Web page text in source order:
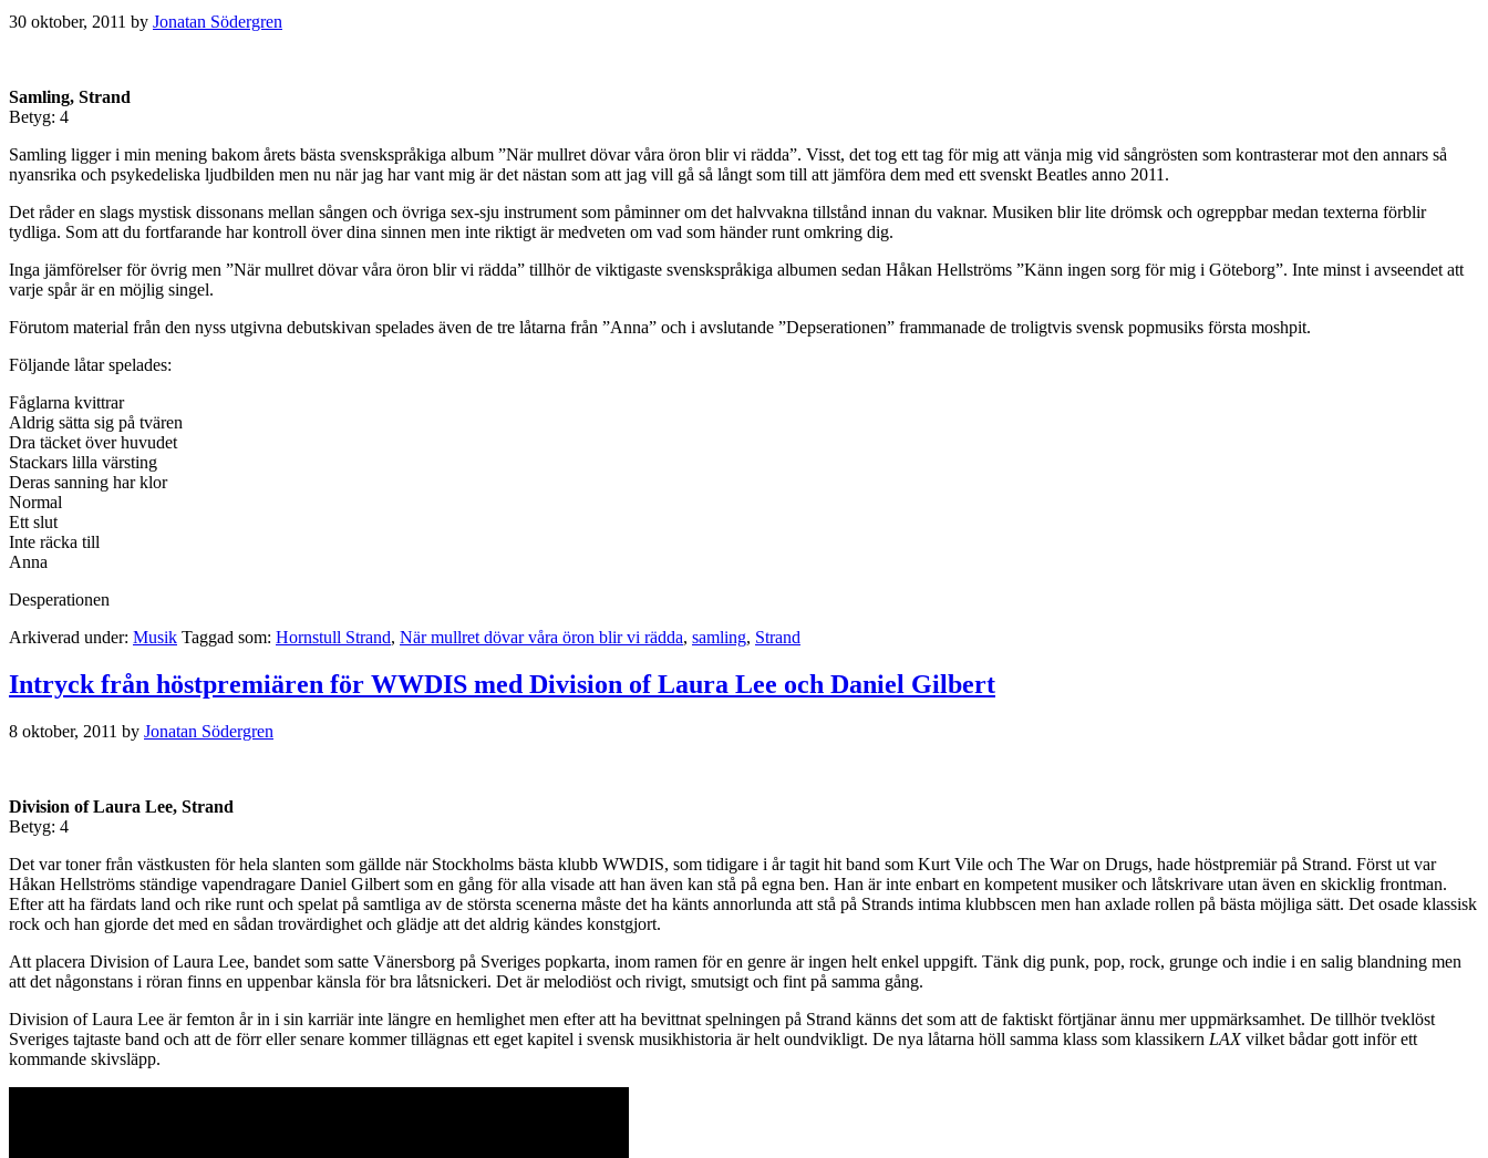
30 oktober, 2011 by Jonatan Södergren
Samling, Strand
Betyg: 4
Samling ligger i min mening bakom årets bästa svenskspråkiga album ”När mullret dövar våra öron blir vi rädda”. Visst, det tog ett tag för mig att vänja mig vid sångrösten som kontrasterar mot den annars så
nyansrika och psykedeliska ljudbilden men nu när jag har vant mig är det nästan som att jag vill gå så långt som till att jämföra dem med ett svenskt Beatles anno 2011.
Det råder en slags mystisk dissonans mellan sången och övriga sex-sju instrument som påminner om det halvvakna tillstånd innan du vaknar. Musiken blir lite drömsk och ogreppbar medan texterna förblir
tydliga. Som att du fortfarande har kontroll över dina sinnen men inte riktigt är medveten om vad som händer runt omkring dig.
Inga jämförelser för övrig men ”När mullret dövar våra öron blir vi rädda” tillhör de viktigaste svenskspråkiga albumen sedan Håkan Hellströms ”Känn ingen sorg för mig i Göteborg”. Inte minst i avseendet att
varje spår är en möjlig singel.
Förutom material från den nyss utgivna debutskivan spelades även de tre låtarna från ”Anna” och i avslutande ”Depserationen” frammanade de troligtvis svensk popmusiks första moshpit.
Följande låtar spelades:
Fåglarna kvittrar
Aldrig sätta sig på tvären
Dra täcket över huvudet
Stackars lilla värsting
Deras sanning har klor
Normal
Ett slut
Inte räcka till
Anna
Desperationen
Arkiverad under: Musik Taggad som: Hornstull Strand, När mullret dövar våra öron blir vi rädda, samling, Strand
Intryck från höstpremiären för WWDIS med Division of Laura Lee och Daniel Gilbert
8 oktober, 2011 by Jonatan Södergren
Division of Laura Lee, Strand
Betyg: 4
Det var toner från västkusten för hela slanten som gällde när Stockholms bästa klubb WWDIS, som tidigare i år tagit hit band som Kurt Vile och The War on Drugs, hade höstpremiär på Strand. Först ut var
Håkan Hellströms ständige vapendragare Daniel Gilbert som en gång för alla visade att han även kan stå på egna ben. Han är inte enbart en kompetent musiker och låtskrivare utan även en skicklig frontman.
Efter att ha färdats land och rike runt och spelat på samtliga av de största scenerna måste det ha känts annorlunda att stå på Strands intima klubbscen men han axlade rollen på bästa möjliga sätt. Det osade klassisk
rock och han gjorde det med en sådan trovärdighet och glädje att det aldrig kändes konstgjort.
Att placera Division of Laura Lee, bandet som satte Vänersborg på Sveriges popkarta, inom ramen för en genre är ingen helt enkel uppgift. Tänk dig punk, pop, rock, grunge och indie i en salig blandning men
att det någonstans i röran finns en uppenbar känsla för bra låtsnickeri. Det är melodiöst och rivigt, smutsigt och fint på samma gång.
Division of Laura Lee är femton år in i sin karriär inte längre en hemlighet men efter att ha bevittnat spelningen på Strand känns det som att de faktiskt förtjänar ännu mer uppmärksamhet. De tillhör tveklöst
Sveriges tajtaste band och att de förr eller senare kommer tillägnas ett eget kapitel i svensk musikhistoria är helt oundvikligt. De nya låtarna höll samma klass som klassikern LAXvilket bådar gott inför ett
kommande skivsläpp.